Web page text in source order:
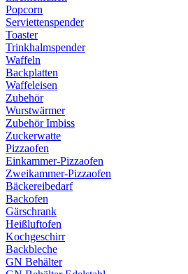
Popcorn
Serviettenspender
Toaster
Trinkhalmspender
Waffeln
Backplatten
Waffeleisen
Zubehör
Wurstwärmer
Zubehör Imbiss
Zuckerwatte
Pizzaofen
Einkammer-Pizzaofen
Zweikammer-Pizzaofen
Bäckereibedarf
Backofen
Gärschrank
Heißluftofen
Kochgeschirr
Backbleche
GN Behälter